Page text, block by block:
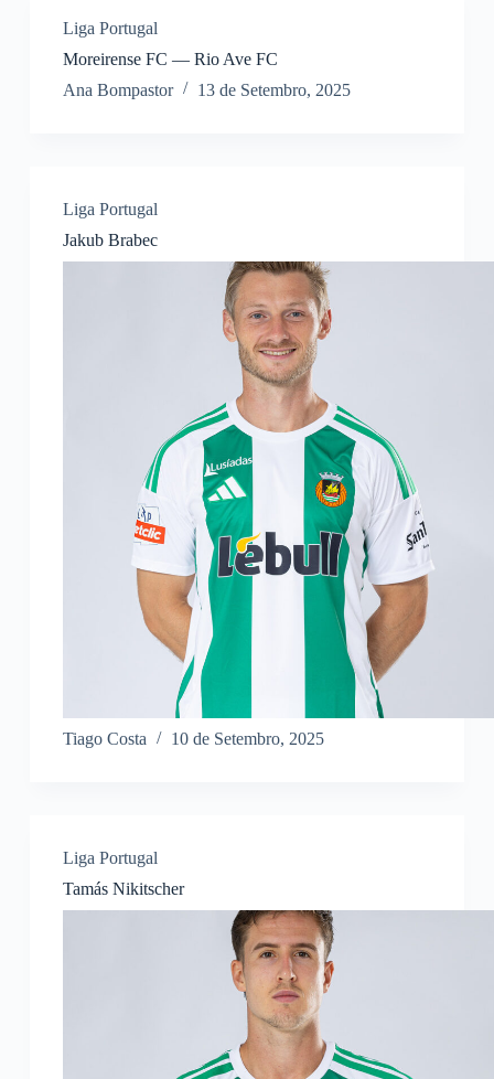
Liga Portugal
Moreirense FC — Rio Ave FC
Ana Bompastor
13 de Setembro, 2025
Liga Portugal
Jakub Brabec
Tiago Costa 10 de Setembro, 2025
Liga Portugal
Tamás Nikitscher